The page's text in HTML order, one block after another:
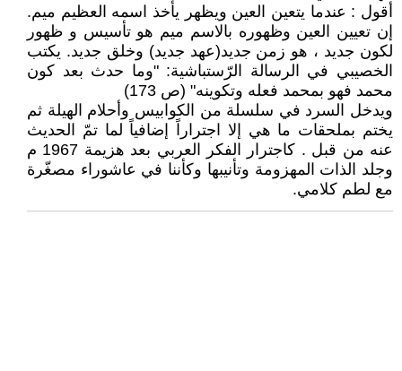
أقول : عندما يتعين العين ويظهر يأخذ اسمه العظيم ميم.
إن تعيين العين وظهوره بالاسم ميم هو تأسيس و ظهور
لكون جديد ، هو زمن جديد(عهد جديد) وخلق جديد. يكتب
الخصيبي في الرسالة الرّستباشية: "وما حدث بعد كون
محمد فهو بمحمد فعله وتكوينه" (ص 173)
ويدخل السرد في سلسلة من الكوابيس وأحلام الهيلة ثم
يختم بملحقات ما هي إلا اجتراراً إضافياً لما تمّ الحديث
عنه من قبل . كاجترار الفكر العربي بعد هزيمة 1967 م
وجلد الذات المهزومة وتأنيبها وكأننا في عاشوراء مصغّرة
مع لطم كلامي.